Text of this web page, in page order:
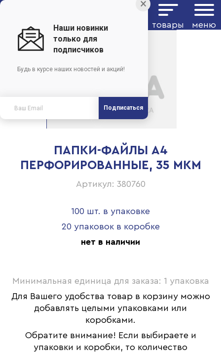
Наши новинки
только для
подписчиков
Будь в курсе наших новостей и акций!
Подписаться
×
товары меню
ПАПКИ-ФАЙЛЫ А4
ПЕРФОРИРОВАННЫЕ, 35 МКМ
Артикул: 380760
100 шт. в упаковке
20 упаковок в коробке
нет в наличии
Минимальная единица для заказа: 1 упаковка
Для Вашего удобства товар в корзину можно
добавлять целыми упаковками или
коробками.
Обратите внимание! Если выбираете и
упаковки и коробки, то количество